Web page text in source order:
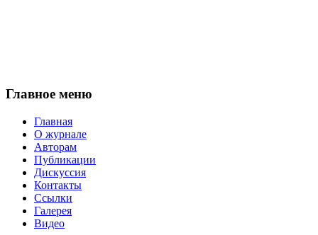
Главное меню
Главная
О журнале
Авторам
Публикации
Дискуссия
Контакты
Ссылки
Галерея
Видео